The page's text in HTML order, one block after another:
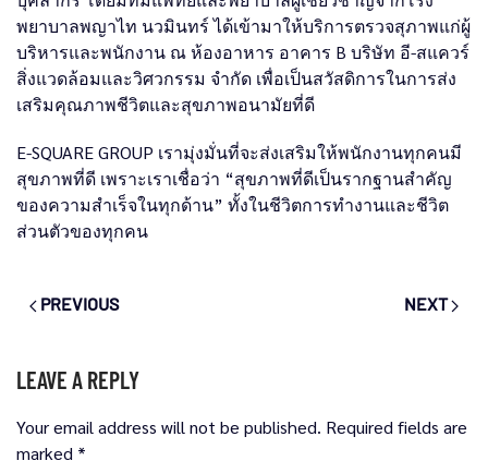
พยาบาลพญาไท นวมินทร์ ได้เข้ามาให้บริการตรวจสุภาพแก่ผู้
บริหารและพนักงาน ณ ห้องอาหาร อาคาร B บริษัท อี-สแควร์
สิ่งแวดล้อมและวิศวกรรม จำกัด เพื่อเป็นสวัสดิการในการส่ง
เสริมคุณภาพชีวิตและสุขภาพอนามัยที่ดี
E-SQUARE GROUP เรามุ่งมั่นที่จะส่งเสริมให้พนักงานทุกคนมี
สุขภาพที่ดี เพราะเราเชื่อว่า “สุขภาพที่ดีเป็นรากฐานสำคัญ
ของความสำเร็จในทุกด้าน” ทั้งในชีวิตการทำงานและชีวิต
ส่วนตัวของทุกคน
PREVIOUS NEXT
LEAVE A REPLY
Your email address will not be published. Required fields are
marked *